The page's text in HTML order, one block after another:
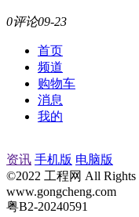
0评论09-23
首页
频道
购物车
消息
我的
资讯 手机版 电脑版
©2022 工程网 All Rights
www.gongcheng.com
粤B2-20240591